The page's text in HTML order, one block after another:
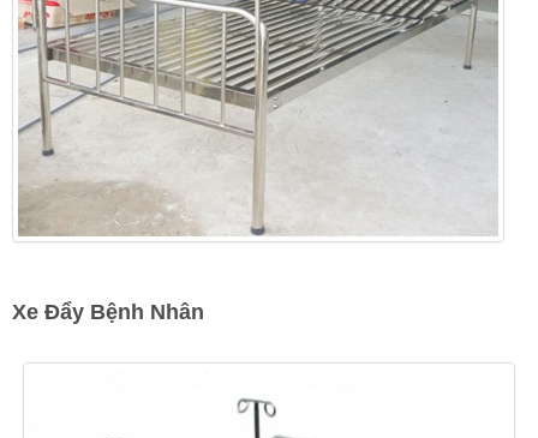
Xe Đẩy Bệnh Nhân